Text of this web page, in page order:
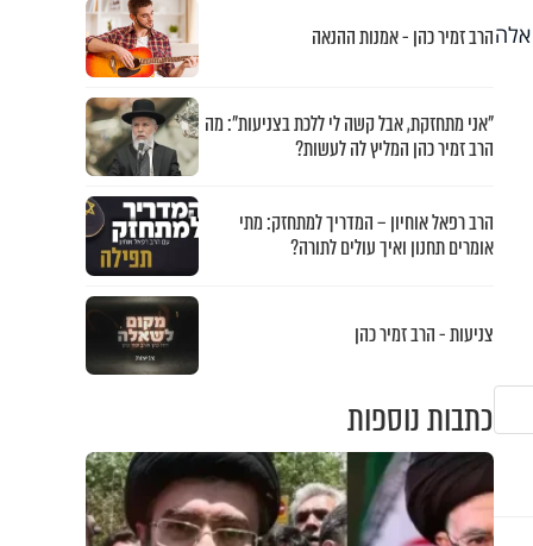
הרב זמיר כהן - אמנות ההנאה
"אני מתחזקת, אבל קשה לי ללכת בצניעות": מה
הרב זמיר כהן המליץ לה לעשות?
הרב רפאל אוחיון – המדריך למתחזק: מתי
אומרים תחנון ואיך עולים לתורה?
צניעות - הרב זמיר כהן
כתבות נוספות